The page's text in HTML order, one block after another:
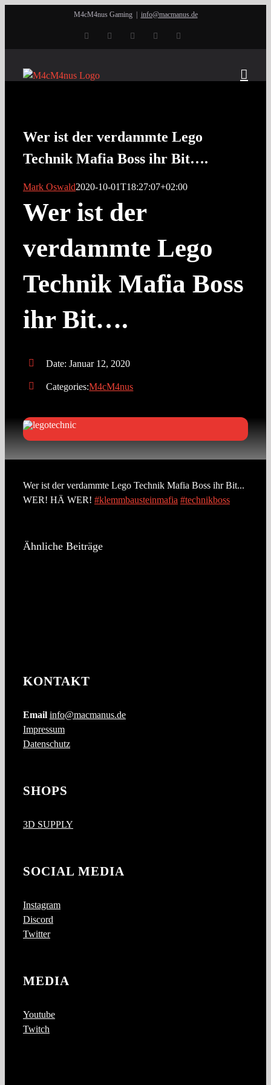
M4cM4nus Gaming info@macmanus.de
Twitch YouTubeInstagramDiscord
Wer ist der verdammte Lego
Technik Mafia Boss ihr Bit….
Mark Oswald2020-10-01T18:27:07+02:00
Wer ist der
verdammte Lego
Technik Mafia Boss
ihr Bit….
Date: Januar 12, 2020
Categories:M4cM4nus
Wer ist der verdammte Lego Technik Mafia Boss ihr Bit...
WER! HÄ WER! #klemmbausteinmafia #technikboss
Ähnliche Beiträge
KONTAKT
Email info@macmanus.de
Impressum
Datenschutz
SHOPS
3D SUPPLY
SOCIAL MEDIA
Instagram
Discord
Twitter
MEDIA
Youtube
Twitch